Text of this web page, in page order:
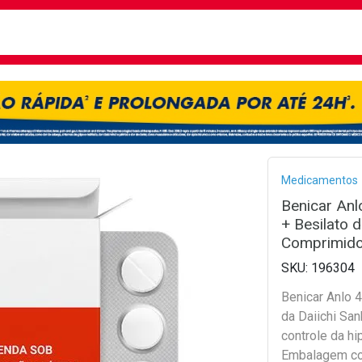
Medicamentos
Benicar
+ Besilato
196304
Benicar Anlo
da Daiichi
controle da
Embalagem